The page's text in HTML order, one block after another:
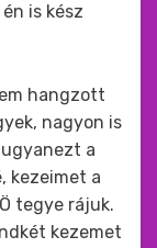
is kész
hangzott
nagyon is
a
kezeimet a
tegye rájuk.
kezemet